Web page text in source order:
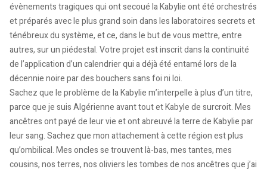
évènements tragiques qui ont secoué la Kabylie ont été orchestrés
et préparés avec le plus grand soin dans les laboratoires secrets et
ténébreux du système, et ce, dans le but de vous mettre, entre
autres, sur un piédestal. Votre projet est inscrit dans la continuité
de l’application d’un calendrier qui a déjà été entamé lors de la
décennie noire par des bouchers sans foi ni loi.
Sachez que le problème de la Kabylie m’interpelle à plus d’un titre,
parce que je suis Algérienne avant tout et Kabyle de surcroit. Mes
ancêtres ont payé de leur vie et ont abreuvé la terre de Kabylie par
leur sang. Sachez que mon attachement à cette région est plus
qu’ombilical. Mes oncles se trouvent là-bas, mes tantes, mes
cousins, nos terres, nos oliviers les tombes de nos ancêtres que j’ai